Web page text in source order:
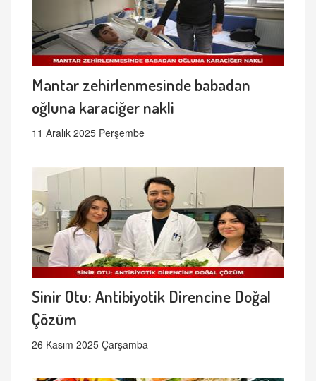
Mantar zehirlenmesinde babadan
oğluna karaciğer nakli
11 Aralık 2025 Perşembe
Sinir Otu: Antibiyotik Direncine Doğal
Çözüm
26 Kasım 2025 Çarşamba